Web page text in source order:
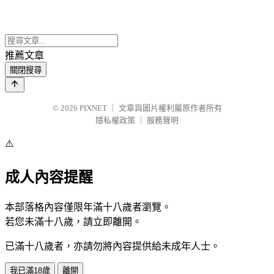
推薦文章
關閉搜尋
© 2026 PIXNET
文章與圖片權利屬原作者所有
隱私權政策
服務聲明
⚠️
成人內容提醒
本部落格內容僅限年滿十八歲者瀏覽。
若您未滿十八歲，請立即離開。
已滿十八歲者，亦請勿將內容提供給未成年人士。
我已滿18歲 離開